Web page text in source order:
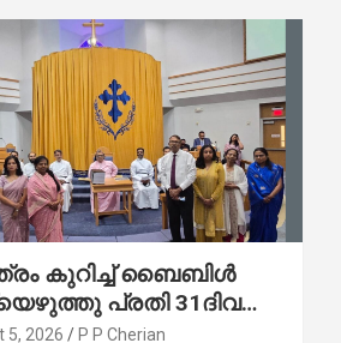
കുറിച്ച് ബൈബിൾ
പ്രതി 31ദിവസം
പൂർത്തിയാക്കി
5, 2026 P P Cherian